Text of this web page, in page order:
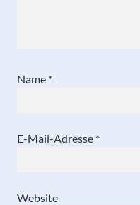
Name *
E-Mail-Adresse *
Website